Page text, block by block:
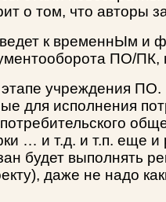
о том, что авторы
к временнЫм
ПО/ПК,
учреждения
для исполнения
… и т.д. и т.п. еще
будет выполнять
даже не надо